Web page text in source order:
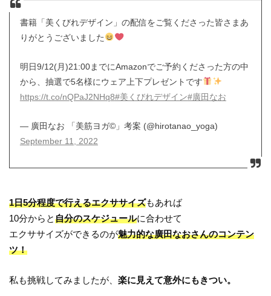
書籍「美くびれデザイン」の配信をご覧くださった皆さまあ
りがとうございました
明日9/12(月)21:00までにAmazonでご予約くださった方の中
から、抽選で5名様にウェア上下プレゼントです
https://t.co/nQPaJ2NHq8#美くびれデザイン#廣田なお
— 廣田なお 「美筋ヨガ©︎」考案 (@hirotanao_yoga)
September 11, 2022
1日5分程度で行えるエクササイズもあれば
10分からと自分のスケジュールに合わせて
エクササイズができるのが魅力的な廣田なおさんのコンテン
ツ！
私も挑戦してみましたが、楽に見えて意外にもきつい。